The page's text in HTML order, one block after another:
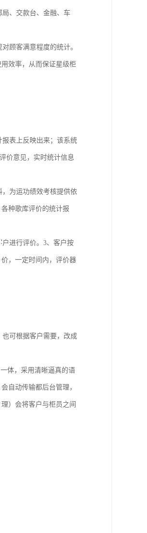
、交款台、金融、车
顾客满意程度的统计。
效率，从而保证星级柜
表上反映出来；该系统
价意见，实时统计信息
为运功绩效考核提供依
种歌库评价的统计报
进行评价。3、客户按
，一定时间内，评价器
可根据客户需要，改成
体，采用清晰逼真的语
自动传输都后台管理，
）会将客户与柜员之间